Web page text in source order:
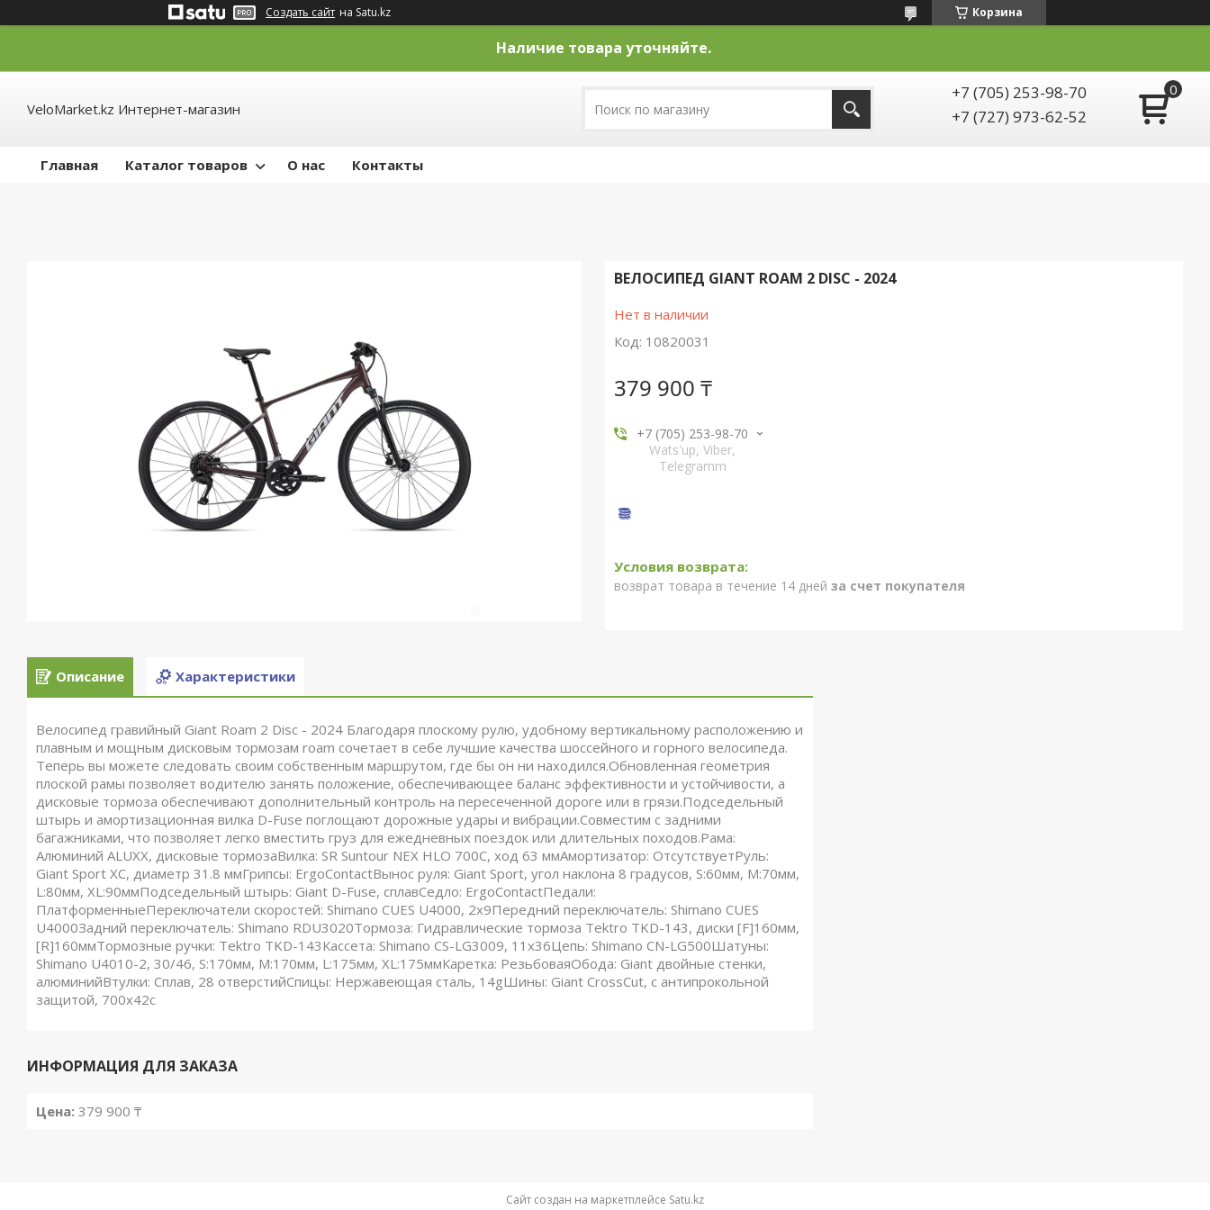
Создать сайт на Satu.kz Корзина
Наличие товара уточняйте.
VeloMarket.kz Интернет-магазин
+7 (705) 253-98-70
+7 (727) 973-62-52
Главная Каталог товаров О нас Контакты
ВЕЛОСИПЕД GIANT ROAM 2 DISC - 2024
Нет в наличии
Код: 10820031
379 900 ₸
+7 (705) 253-98-70
Wats'up, Viber,
Telegramm
возврат товара в течение 14 дней за счет покупателя
Описание Характеристики
Велосипед гравийный Giant Roam 2 Disc - 2024 Благодаря плоскому рулю, удобному вертикальному расположению и
плавным и мощным дисковым тормозам roam сочетает в себе лучшие качества шоссейного и горного велосипеда.
Теперь вы можете следовать своим собственным маршрутом, где бы он ни находился.Обновленная геометрия
плоской рамы позволяет водителю занять положение, обеспечивающее баланс эффективности и устойчивости, а
дисковые тормоза обеспечивают дополнительный контроль на пересеченной дороге или в грязи.Подседельный
штырь и амортизационная вилка D-Fuse поглощают дорожные удары и вибрации.Совместим с задними
багажниками, что позволяет легко вместить груз для ежедневных поездок или длительных походов.Рама:
Алюминий ALUXX, дисковые тормозаВилка: SR Suntour NEX HLO 700C, ход 63 ммАмортизатор: ОтсутствуетРуль:
Giant Sport XC, диаметр 31.8 ммГрипсы: ErgoContactВынос руля: Giant Sport, угол наклона 8 градусов, S:60мм, M:70мм,
L:80мм, XL:90ммПодседельный штырь: Giant D-Fuse, сплавСедло: ErgoContactПедали:
ПлатформенныеПереключатели скоростей: Shimano CUES U4000, 2x9Передний переключатель: Shimano CUES
U4000Задний переключатель: Shimano RDU3020Тормоза: Гидравлические тормоза Tektro TKD-143, диски [F]160мм,
[R]160ммТормозные ручки: Tektro TKD-143Кассета: Shimano CS-LG3009, 11x36Цепь: Shimano CN-LG500Шатуны:
Shimano U4010-2, 30/46, S:170мм, M:170мм, L:175мм, XL:175ммКаретка: РезьбоваяОбода: Giant двойные стенки,
алюминийВтулки: Сплав, 28 отверстийСпицы: Нержавеющая сталь, 14gШины: Giant CrossCut, с антипрокольной
защитой, 700x42c
ИНФОРМАЦИЯ ДЛЯ ЗАКАЗА
Цена: 379 900 ₸
Сайт создан на маркетплейсе Satu.kz